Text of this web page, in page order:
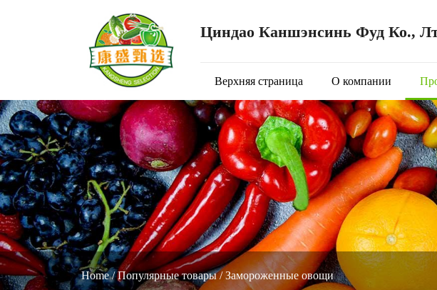
Циндао Каншэнсинь Фуд Ко.,
Верхняя страница О компании
Home/Популярные товары/Замороженные овощи